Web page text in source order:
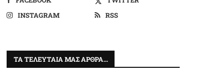
INSTAGRAM
RSS
ΤΑ ΤΕΛΕΥΤΑΊΑ ΜΑΣ ΆΡΘΡΑ…